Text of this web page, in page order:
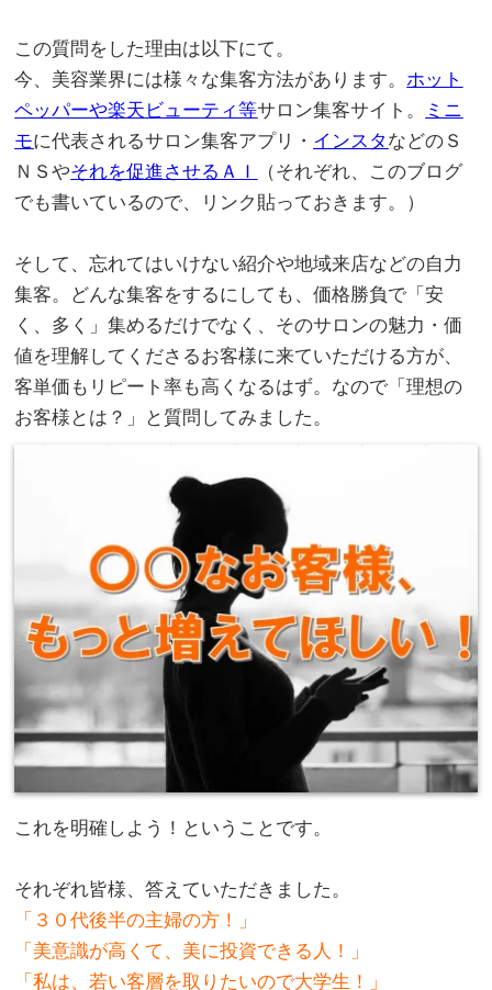
この質問をした理由は以下にて。
今、美容業界には様々な集客方法があります。ホット
ペッパーや楽天ビューティ等サロン集客サイト。
ミニ
モに代表されるサロン集客アプリ・ インスタ などのＳ
ＮＳやそれを促進させるＡＩ
（それぞれ、このブログ
でも書いているので、リンク貼っておきます。）
そして、忘れてはいけない紹介や地域来店などの自力
集客。どんな集客をするにしても、価格勝負で「安
く、多く」集めるだけでなく、そのサロンの魅力・価
値を理解してくださるお客様に来ていただける方が、
客単価もリピート率も高くなるはず。なので「理想の
お客様とは？」と質問してみました。
これを明確しよう！ということです。
それぞれ皆様、答えていただきました。
「３０代後半の主婦の方！」
「美意識が高くて、美に投資できる人！」
「私は、若い客層を取りたいので大学生！」